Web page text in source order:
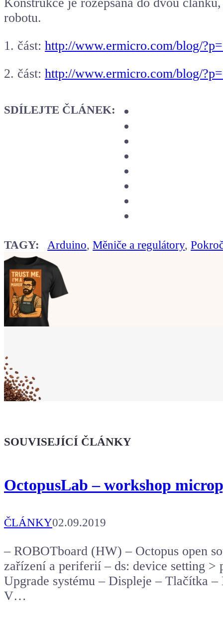
robotu.
1. část: http://www.ermicro.com/blog/
2. část: http://www.ermicro.com/blog/
SDÍLEJTE ČLÁNEK:
TAGY: Arduino,Měniče a regulátory,
že jsi Maker!
Koupit tričko
SOUVISEJÍCÍ ČLÁNKY
OctopusLab – workshop
ČLÁNKY02.09.2019
– ROBOTboard (HW) – Octopus open
zařízení a periferií – ds: device setting >
Upgrade systému – Displeje – Tlačítka
V…